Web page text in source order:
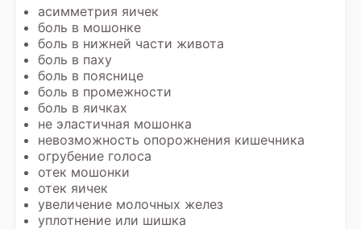
асимметрия яичек
боль в мошонке
боль в нижней части живота
боль в паху
боль в пояснице
боль в промежности
боль в яичках
не эластичная мошонка
невозможность опорожнения кишечника
огрубение голоса
отек мошонки
отек яичек
увеличение молочных желез
уплотнение или шишка